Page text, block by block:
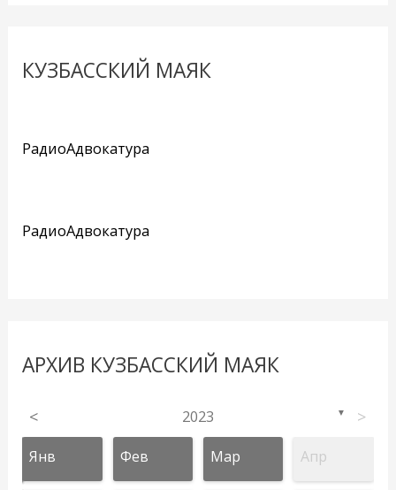
КУЗБАССКИЙ МАЯК
РадиоАдвокатура
РадиоАдвокатура
АРХИВ КУЗБАССКИЙ МАЯК
< 2023 ▼ >
Янв Фев Мар Апр